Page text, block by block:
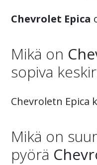
Chevrolet Epica
Mikä on
sopiva
Chevroletn Epica
Mikä on
pyörä